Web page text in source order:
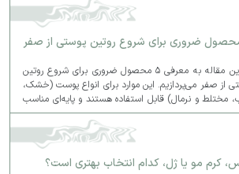
در این مقاله به معرفی ۵ محصول ضروری برای شروع روتین
از صفر می‌پردازیم. این موارد برای انواع پوست (خشک،
مختلط و نرمال) قابل استفاده هستند و پایه‌ای مناسب
روتین روزانه و شبانه شما فراهم می‌کنند.
کرم مو یا ژل، کدام انتخاب بهتری است؟